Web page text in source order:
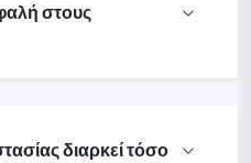
στους
διαρκεί τόσο